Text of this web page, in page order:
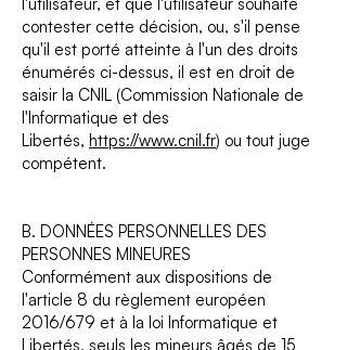
contester cette décision, ou, s'il pense
qu'il est porté atteinte à l'un des droits
énumérés ci-dessus, il est en droit de
saisir la CNIL (Commission Nationale de
l'Informatique et des
Libertés, https://www.cnil.fr) ou tout juge
compétent.
B. DONNÉES PERSONNELLES DES
PERSONNES MINEURES
Conformément aux dispositions de
l'article 8 du règlement européen
2016/679 et à la loi Informatique et
Libertés, seuls les mineurs âgés de 15